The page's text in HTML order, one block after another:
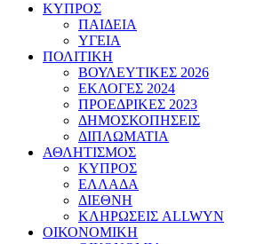
ΚΥΠΡΟΣ
ΠΑΙΔΕΙΑ
ΥΓΕΙΑ
ΠΟΛΙΤΙΚΗ
ΒΟΥΛΕΥΤΙΚΕΣ 2026
ΕΚΛΟΓΕΣ 2024
ΠΡΟΕΔΡΙΚΕΣ 2023
ΔΗΜΟΣΚΟΠΗΣΕΙΣ
ΔΙΠΛΩΜΑΤΙΑ
ΑΘΛΗΤΙΣΜΟΣ
ΚΥΠΡΟΣ
ΕΛΛΑΔΑ
ΔΙΕΘΝΗ
ΚΛΗΡΩΣΕΙΣ ALLWYN
ΟΙΚΟΝΟΜΙΚΗ